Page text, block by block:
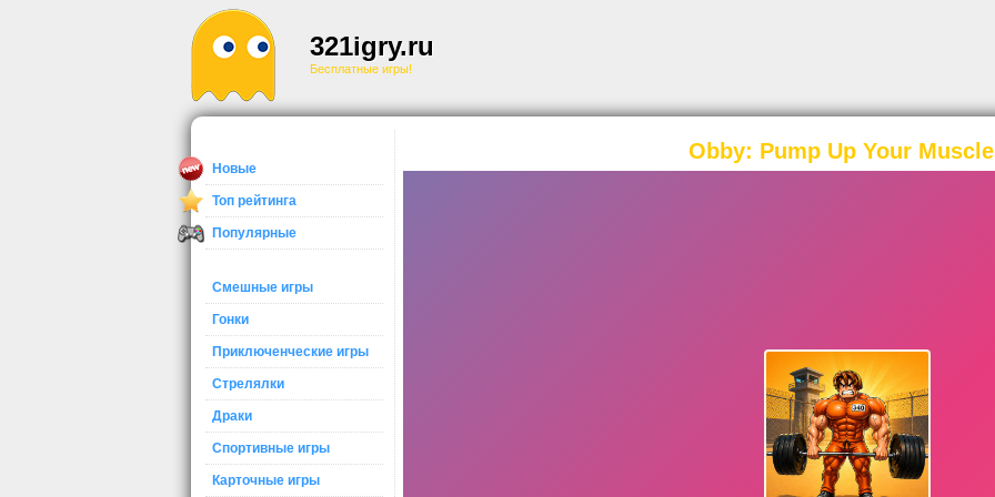
321igry.ru
Бесплатные игры!
Новые
Топ рейтинга
Популярные
Смешные игры
Гонки
Приключенческие игры
Стрелялки
Драки
Спортивные игры
Карточные игры
Obby: Pump Up Your